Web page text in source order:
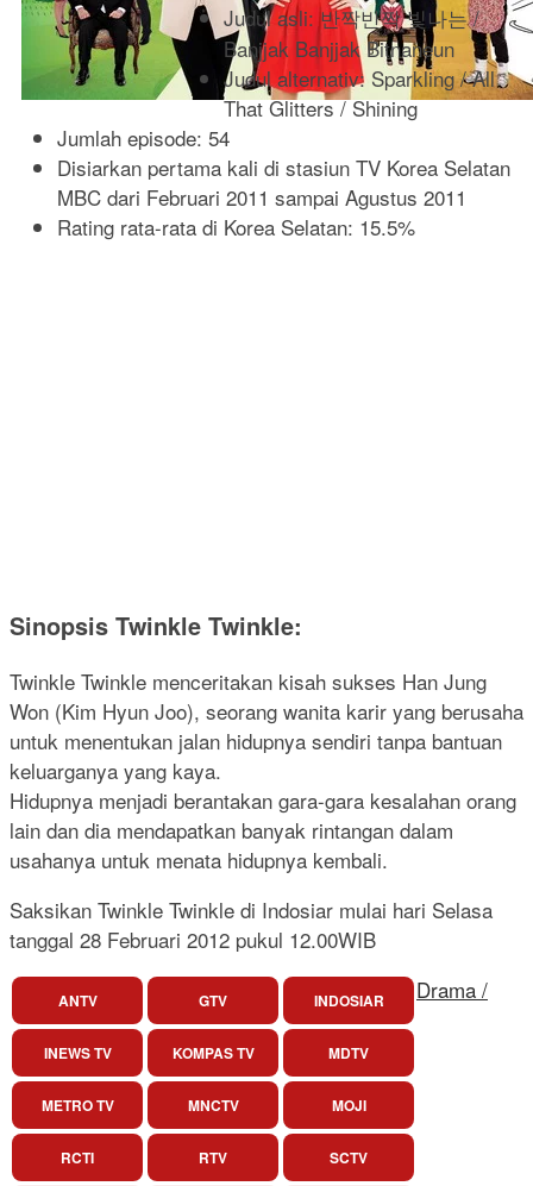
Judul asli: 반짝반짝 빛나는 /
Banjjak Banjjak Bitnaneun
Judul alternativ: Sparkling / All
That Glitters / Shining
Jumlah episode: 54
Disiarkan pertama kali di stasiun TV Korea Selatan
MBC dari Februari 2011 sampai Agustus 2011
Rating rata-rata di Korea Selatan: 15.5%
Sinopsis Twinkle Twinkle:
Twinkle Twinkle menceritakan kisah sukses Han Jung
Won (Kim Hyun Joo), seorang wanita karir yang berusaha
untuk menentukan jalan hidupnya sendiri tanpa bantuan
keluarganya yang kaya.
Hidupnya menjadi berantakan gara-gara kesalahan orang
lain dan dia mendapatkan banyak rintangan dalam
usahanya untuk menata hidupnya kembali.
Saksikan Twinkle Twinkle di Indosiar mulai hari Selasa
tanggal 28 Februari 2012 pukul 12.00WIB
ANTV GTV INDOSIAR
INEWS TV KOMPAS TV MDTV
METRO TV MNCTV MOJI
RCTI RTV SCTV
Drama /